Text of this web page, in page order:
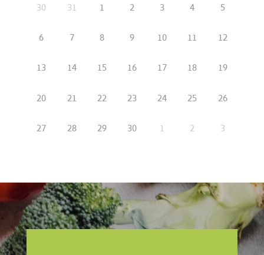
30 31 1 2 3 4
5
6
7 8 9 10 11
12
13
14 15 16 17 18
19
20
21 22 23 24 25
26
27
28 29 30 1 2 3